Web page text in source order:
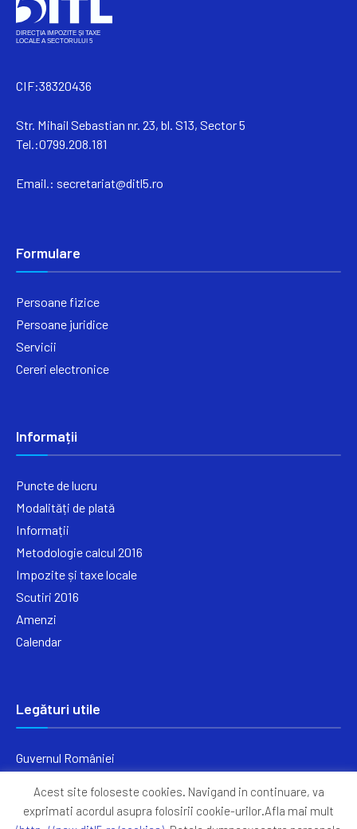
CIF:38320436
Str. Mihail Sebastian nr. 23, bl. S13, Sector 5
Tel.:0799.208.181
Email.: secretariat@ditl5.ro
Formulare
Persoane fizice
Persoane juridice
Servicii
Cereri electronice
Informații
Puncte de lucru
Modalități de plată
Informații
Metodologie calcul 2016
Impozite și taxe locale
Scutiri 2016
Amenzi
Calendar
Legături utile
Guvernul României
Primăria Sectorul 5
Acest site foloseste cookies. Navigand in continuare, va
exprimati acordul asupra folosirii cookie-urilor.Afla mai mult